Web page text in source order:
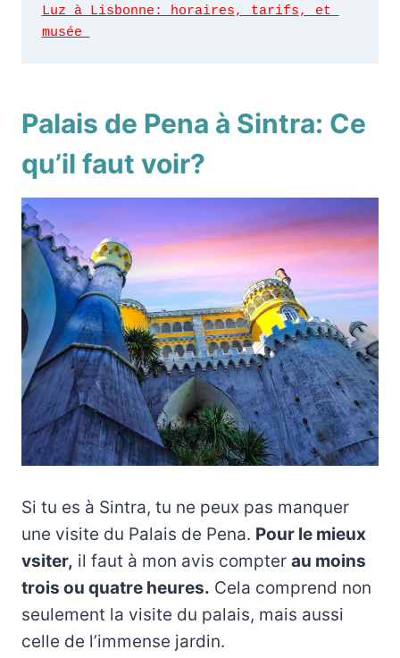
Luz à Lisbonne: horaires, tarifs, et
musée
Palais de Pena à Sintra: Ce
qu’il faut voir?
Si tu es à Sintra, tu ne peux pas manquer
une visite du Palais de Pena. Pour le mieux
vsiter, il faut à mon avis compter au moins
trois ou quatre heures. Cela comprend non
seulement la visite du palais, mais aussi
celle de l’immense jardin.